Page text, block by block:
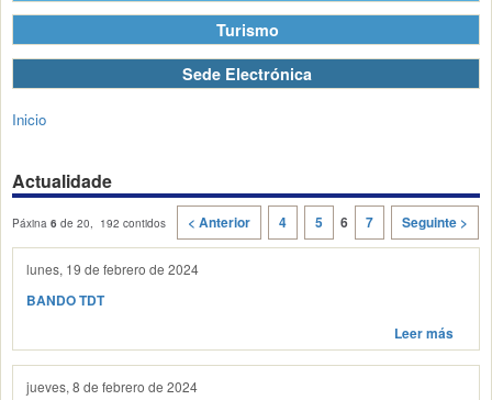
Turismo
Sede Electrónica
Inicio
Actualidade
Páxina 6 de 20, 192 contidos < Anterior 4 5 6 7 Seguinte >
lunes, 19 de febrero de 2024
BANDO TDT
Leer más
jueves, 8 de febrero de 2024